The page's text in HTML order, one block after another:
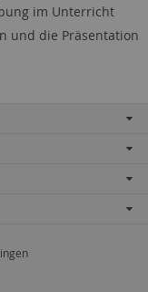
im Unterricht
und die Präsentation